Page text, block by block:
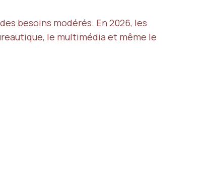
besoins modérés. En 2026, les
le multimédia et même le